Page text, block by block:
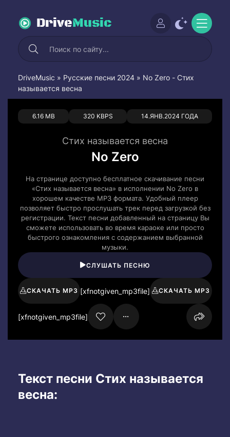
DriveMusic
DriveMusic » Русские песни 2024 » No Zero - Стих
называется весна
6.16 MB 320 KBPS 14.ЯНВ.2024 ГОДА
0 0
Стих называется весна
No Zero
На странице доступно бесплатное скачивание песни
«Стих называется весна» в исполнении No Zero в
хорошем качестве MP3 формата. Удобный плеер
позволяет быстро прослушать трек перед загрузкой без
регистрации. Текст песни добавленный на страницу Вы
сможете использовать во время караоке или просто
быстрого ознакомления с содержанием выбранной
музыки.
СЛУШАТЬ ПЕСНЮ
СКАЧАТЬ MP3 [xfnotgiven_mp3file] СКАЧАТЬ MP3
[xfnotgiven_mp3file]
Текст песни Стих называется
весна: